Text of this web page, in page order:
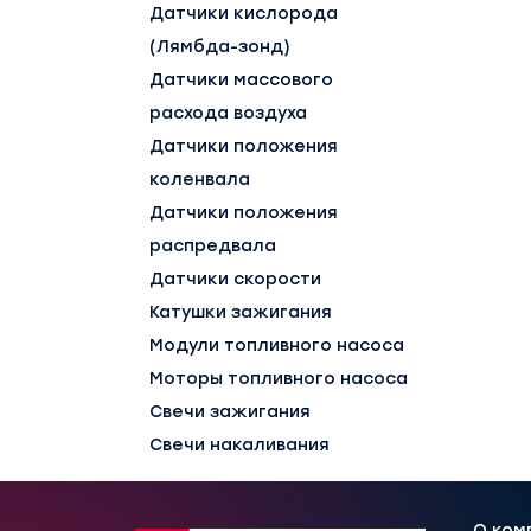
Датчики кислорода
(Лямбда-зонд)
Датчики массового
расхода воздуха
Датчики положения
коленвала
Датчики положения
распредвала
Датчики скорости
Катушки зажигания
Модули топливного насоса
Моторы топливного насоса
Свечи зажигания
Свечи накаливания